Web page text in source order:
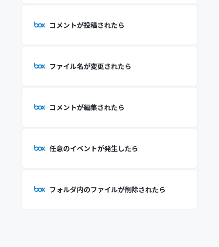
コメントが投稿されたら
ファイル名が変更されたら
コメントが編集されたら
任意のイベントが発生したら
フォルダ内のファイルが削除されたら